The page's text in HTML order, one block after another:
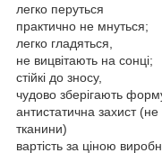
легко перуться
практично не мнуться;
легко гладяться,
не вицвітають на сонці;
стійкі до зносу,
чудово зберігають
антистатична захист
тканини)
вартість за ціною